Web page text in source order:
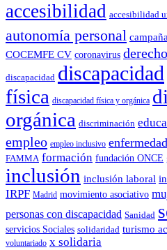
accesibilidad accesibilidad
autonomía personal
COCEMFE CV coronavirus
discapacidad discapacidad
física discapacidad física y orgánica
orgánica discriminación
empleo empleo inclusivo enfermedad
FAMMA formación fundación ONCE
inclusión inclusión laboral
IRPF Madrid movimiento asociativo
personas con discapacidad Sanidad
servicios Sociales solidaridad turismo
voluntariado x solidaria